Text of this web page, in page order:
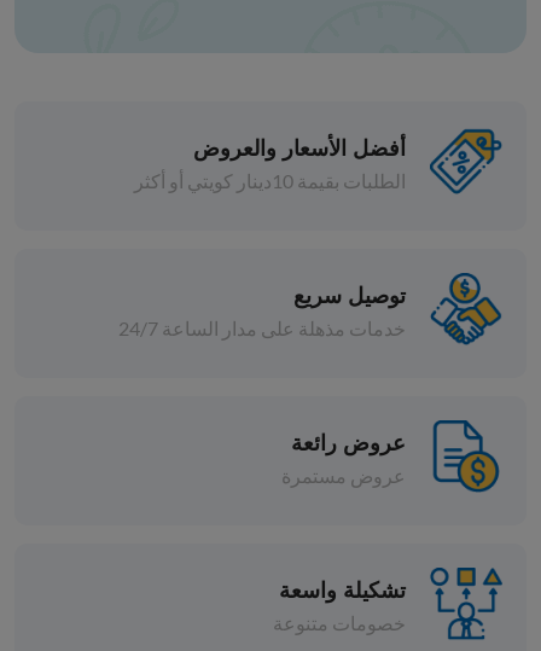
د.ك 0.400 إضافة
أفضل الأسعار والعروض
الطلبات بقيمة 10دينار كويتي أو أكثر
توصيل سريع
خدمات مذهلة على مدار الساعة 24/7
عروض رائعة
عروض مستمرة
تشكيلة واسعة
خصومات متنوعة